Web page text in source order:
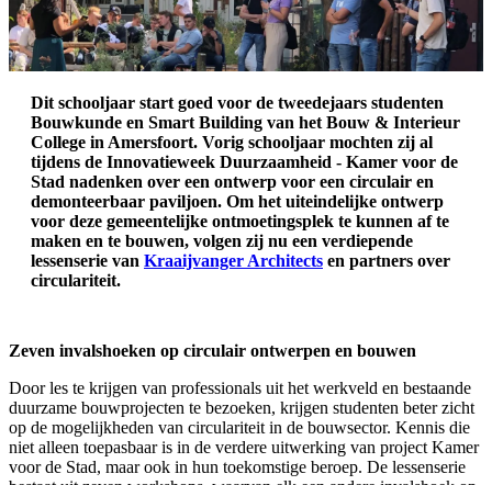
Dit schooljaar start goed voor de tweedejaars studenten
Bouwkunde en Smart Building van het Bouw & Interieur
College in Amersfoort. Vorig schooljaar mochten zij al
tijdens de Innovatieweek Duurzaamheid - Kamer voor de
Stad nadenken over een ontwerp voor een circulair en
demonteerbaar paviljoen. Om het uiteindelijke ontwerp
voor deze gemeentelijke ontmoetingsplek te kunnen af te
maken en te bouwen, volgen zij nu een verdiepende
lessenserie van Kraaijvanger Architects en partners over
circulariteit.
Zeven invalshoeken op circulair ontwerpen en bouwen
Door les te krijgen van professionals uit het werkveld en bestaande
duurzame bouwprojecten te bezoeken, krijgen studenten beter zicht
op de mogelijkheden van circulariteit in de bouwsector. Kennis die
niet alleen toepasbaar is in de verdere uitwerking van project Kamer
voor de Stad, maar ook in hun toekomstige beroep. De lessenserie